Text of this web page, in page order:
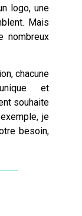
logo, une
Mais
nombreux
chacune
et
souhaite
je
besoin,